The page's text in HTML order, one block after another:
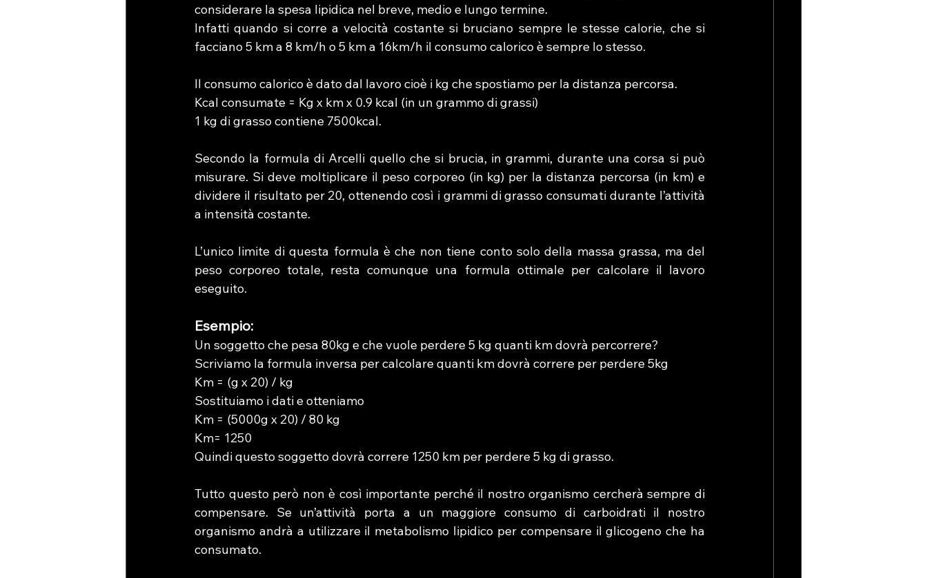
considerare la spesa lipidica nel breve, medio e lungo termine.
Infatti quando si corre a velocità costante si bruciano sempre le stesse calorie, che si
facciano 5 km a 8 km/h o 5 km a 16km/h il consumo calorico è sempre lo stesso.
Il consumo calorico è dato dal lavoro cioè i kg che spostiamo per la distanza percorsa.
Kcal consumate = Kg x km x 0.9 kcal (in un grammo di grassi)
1 kg di grasso contiene 7500kcal.
Secondo la formula di Arcelli quello che si brucia, in grammi, durante una corsa si può
misurare. Si deve moltiplicare il peso corporeo (in kg) per la distanza percorsa (in km) e
dividere il risultato per 20, ottenendo così i grammi di grasso consumati durante l’attività
a intensità costante.
L’unico limite di questa formula è che non tiene conto solo della massa grassa, ma del
peso corporeo totale, resta comunque una formula ottimale per calcolare il lavoro
eseguito.
Esempio:
Un soggetto che pesa 80kg e che vuole perdere 5 kg quanti km dovrà percorrere?
Scriviamo la formula inversa per calcolare quanti km dovrà correre per perdere 5kg
Km = (g x 20) / kg
Sostituiamo i dati e otteniamo
Km = (5000g x 20) / 80 kg
Km= 1250
Quindi questo soggetto dovrà correre 1250 km per perdere 5 kg di grasso.
Tutto questo però non è così importante perché il nostro organismo cercherà sempre di
compensare. Se un’attività porta a un maggiore consumo di carboidrati il nostro
organismo andrà a utilizzare il metabolismo lipidico per compensare il glicogeno che ha
consumato.